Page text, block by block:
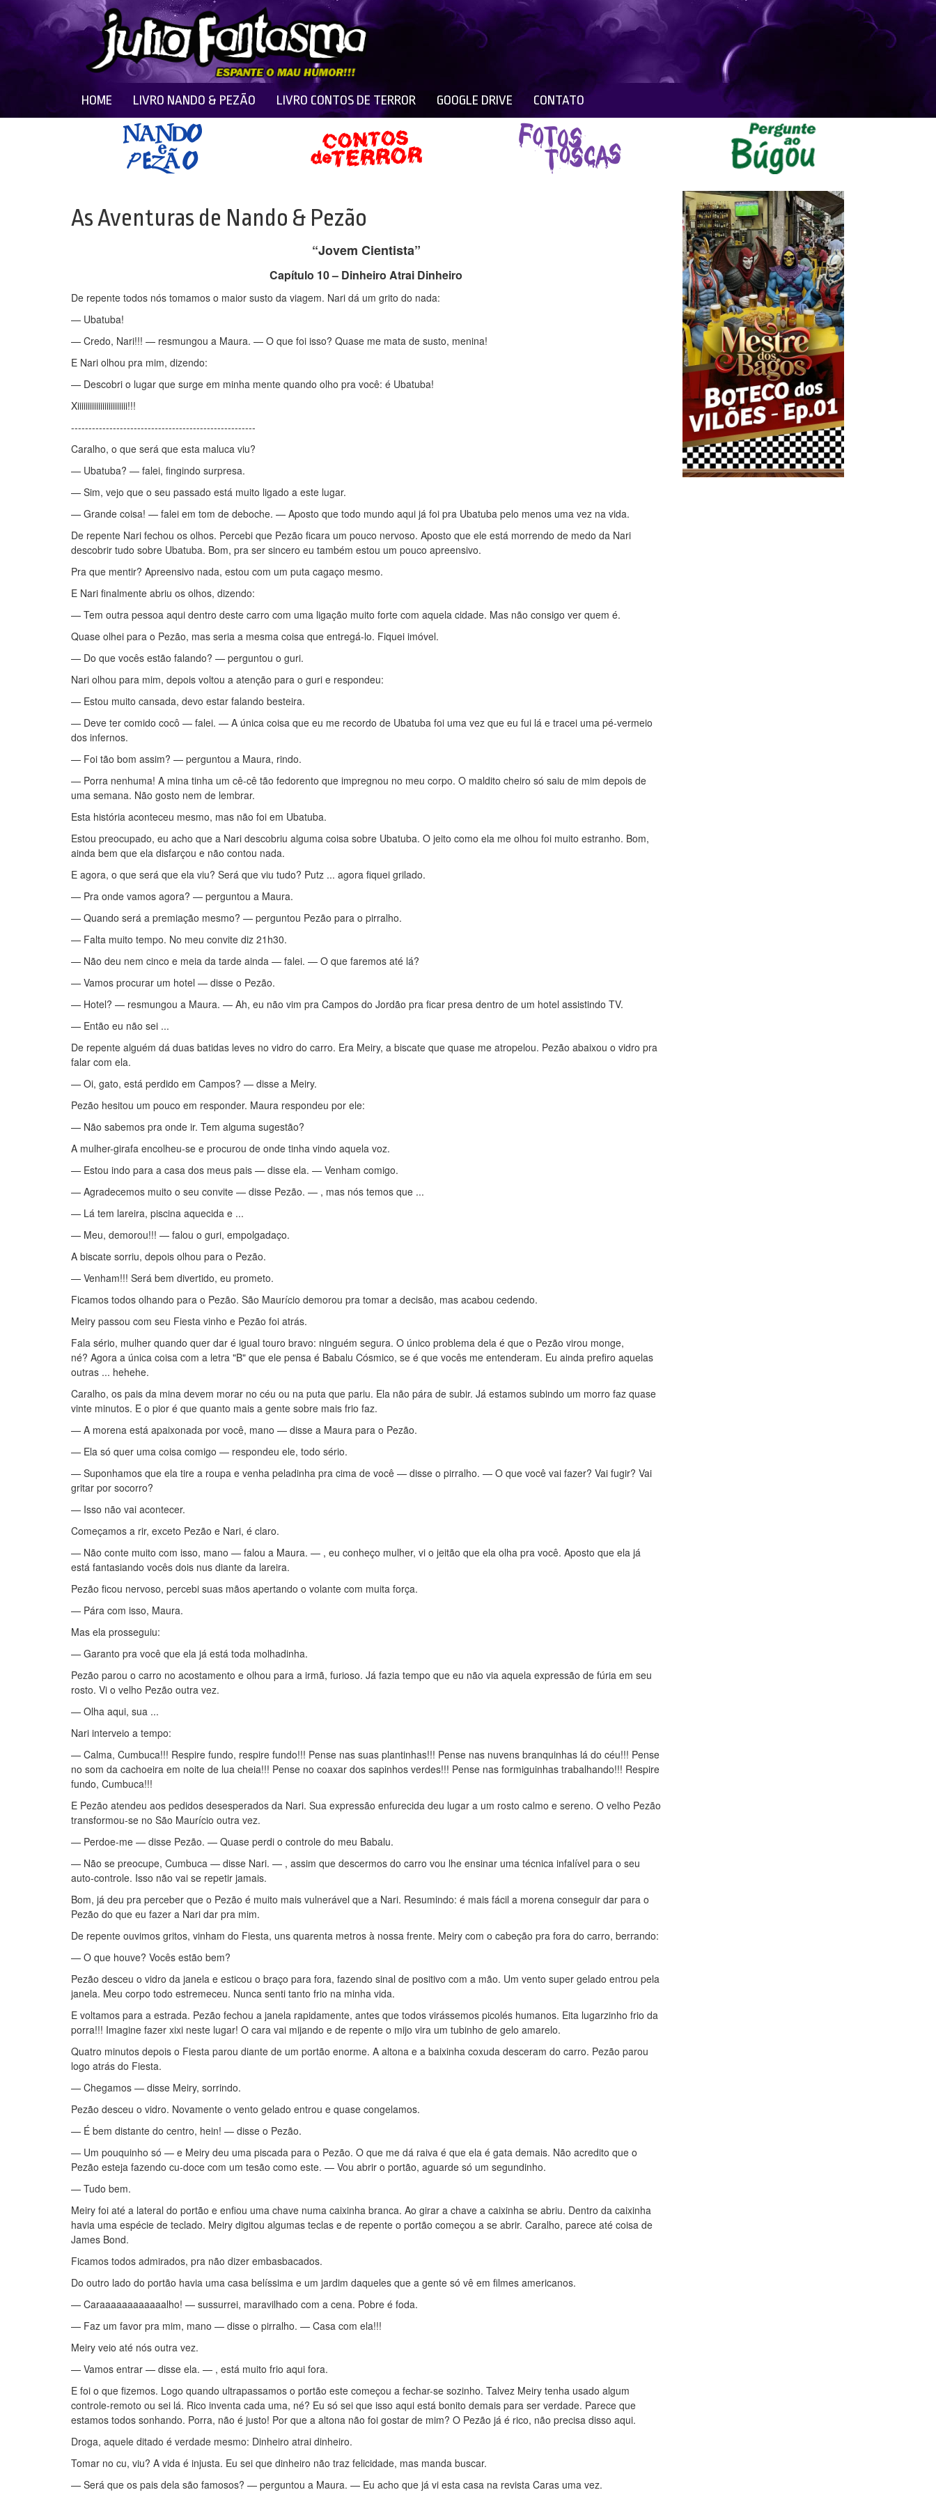
HOME LIVRO NANDO & PEZÃO LIVRO CONTOS DE TERROR GOOGLE DRIVE CONTATO
As Aventuras de Nando & Pezão
“Jovem Cientista”
Capítulo 10 – Dinheiro Atrai Dinheiro
De repente todos nós tomamos o maior susto da viagem. Nari dá um grito do nada:
— Ubatuba!
— Credo, Nari!!! — resmungou a Maura. — O que foi isso? Quase me mata de susto, menina!
E Nari olhou pra mim, dizendo:
— Descobri o lugar que surge em minha mente quando olho pra você: é Ubatuba!
Xiiiiiiiiiiiiiiiiiiiiiiii!!!
-----------------------------------------------------
Caralho, o que será que esta maluca viu?
— Ubatuba? — falei, fingindo surpresa.
— Sim, vejo que o seu passado está muito ligado a este lugar.
— Grande coisa! — falei em tom de deboche. — Aposto que todo mundo aqui já foi pra Ubatuba pelo menos uma vez na vida.
De repente Nari fechou os olhos. Percebi que Pezão ficara um pouco nervoso. Aposto que ele está morrendo de medo da Nari
descobrir tudo sobre Ubatuba. Bom, pra ser sincero eu também estou um pouco apreensivo.
Pra que mentir? Apreensivo nada, estou com um puta cagaço mesmo.
E Nari finalmente abriu os olhos, dizendo:
— Tem outra pessoa aqui dentro deste carro com uma ligação muito forte com aquela cidade. Mas não consigo ver quem é.
Quase olhei para o Pezão, mas seria a mesma coisa que entregá-lo. Fiquei imóvel.
— Do que vocês estão falando? — perguntou o guri.
Nari olhou para mim, depois voltou a atenção para o guri e respondeu:
— Estou muito cansada, devo estar falando besteira.
— Deve ter comido cocô — falei. — A única coisa que eu me recordo de Ubatuba foi uma vez que eu fui lá e tracei uma pé-vermeio
dos infernos.
— Foi tão bom assim? — perguntou a Maura, rindo.
— Porra nenhuma! A mina tinha um cê-cê tão fedorento que impregnou no meu corpo. O maldito cheiro só saiu de mim depois de
uma semana. Não gosto nem de lembrar.
Esta história aconteceu mesmo, mas não foi em Ubatuba.
Estou preocupado, eu acho que a Nari descobriu alguma coisa sobre Ubatuba. O jeito como ela me olhou foi muito estranho. Bom,
ainda bem que ela disfarçou e não contou nada.
E agora, o que será que ela viu? Será que viu tudo? Putz ... agora fiquei grilado.
— Pra onde vamos agora? — perguntou a Maura.
— Quando será a premiação mesmo? — perguntou Pezão para o pirralho.
— Falta muito tempo. No meu convite diz 21h30.
— Não deu nem cinco e meia da tarde ainda — falei. — O que faremos até lá?
— Vamos procurar um hotel — disse o Pezão.
— Hotel? — resmungou a Maura. — Ah, eu não vim pra Campos do Jordão pra ficar presa dentro de um hotel assistindo TV.
— Então eu não sei ...
De repente alguém dá duas batidas leves no vidro do carro. Era Meiry, a biscate que quase me atropelou. Pezão abaixou o vidro pra
falar com ela.
— Oi, gato, está perdido em Campos? — disse a Meiry.
Pezão hesitou um pouco em responder. Maura respondeu por ele:
— Não sabemos pra onde ir. Tem alguma sugestão?
A mulher-girafa encolheu-se e procurou de onde tinha vindo aquela voz.
— Estou indo para a casa dos meus pais — disse ela. — Venham comigo.
— Agradecemos muito o seu convite — disse Pezão. — , mas nós temos que ...
— Lá tem lareira, piscina aquecida e ...
— Meu, demorou!!! — falou o guri, empolgadaço.
A biscate sorriu, depois olhou para o Pezão.
— Venham!!! Será bem divertido, eu prometo.
Ficamos todos olhando para o Pezão. São Maurício demorou pra tomar a decisão, mas acabou cedendo.
Meiry passou com seu Fiesta vinho e Pezão foi atrás.
Fala sério, mulher quando quer dar é igual touro bravo: ninguém segura. O único problema dela é que o Pezão virou monge,
né? Agora a única coisa com a letra "B" que ele pensa é Babalu Cósmico, se é que vocês me entenderam. Eu ainda prefiro aquelas
outras ... hehehe.
Caralho, os pais da mina devem morar no céu ou na puta que pariu. Ela não pára de subir. Já estamos subindo um morro faz quase
vinte minutos. E o pior é que quanto mais a gente sobre mais frio faz.
— A morena está apaixonada por você, mano — disse a Maura para o Pezão.
— Ela só quer uma coisa comigo — respondeu ele, todo sério.
— Suponhamos que ela tire a roupa e venha peladinha pra cima de você — disse o pirralho. — O que você vai fazer? Vai fugir? Vai
gritar por socorro?
— Isso não vai acontecer.
Começamos a rir, exceto Pezão e Nari, é claro.
— Não conte muito com isso, mano — falou a Maura. — , eu conheço mulher, vi o jeitão que ela olha pra você. Aposto que ela já
está fantasiando vocês dois nus diante da lareira.
Pezão ficou nervoso, percebi suas mãos apertando o volante com muita força.
— Pára com isso, Maura.
Mas ela prosseguiu:
— Garanto pra você que ela já está toda molhadinha.
Pezão parou o carro no acostamento e olhou para a irmã, furioso. Já fazia tempo que eu não via aquela expressão de fúria em seu
rosto. Vi o velho Pezão outra vez.
— Olha aqui, sua ...
Nari interveio a tempo:
— Calma, Cumbuca!!! Respire fundo, respire fundo!!! Pense nas suas plantinhas!!! Pense nas nuvens branquinhas lá do céu!!! Pense
no som da cachoeira em noite de lua cheia!!! Pense no coaxar dos sapinhos verdes!!! Pense nas formiguinhas trabalhando!!! Respire
fundo, Cumbuca!!!
E Pezão atendeu aos pedidos desesperados da Nari. Sua expressão enfurecida deu lugar a um rosto calmo e sereno. O velho Pezão
transformou-se no São Maurício outra vez.
— Perdoe-me — disse Pezão. — Quase perdi o controle do meu Babalu.
— Não se preocupe, Cumbuca — disse Nari. — , assim que descermos do carro vou lhe ensinar uma técnica infalível para o seu
auto-controle. Isso não vai se repetir jamais.
Bom, já deu pra perceber que o Pezão é muito mais vulnerável que a Nari. Resumindo: é mais fácil a morena conseguir dar para o
Pezão do que eu fazer a Nari dar pra mim.
De repente ouvimos gritos, vinham do Fiesta, uns quarenta metros à nossa frente. Meiry com o cabeção pra fora do carro, berrando:
— O que houve? Vocês estão bem?
Pezão desceu o vidro da janela e esticou o braço para fora, fazendo sinal de positivo com a mão. Um vento super gelado entrou pela
janela. Meu corpo todo estremeceu. Nunca senti tanto frio na minha vida.
E voltamos para a estrada. Pezão fechou a janela rapidamente, antes que todos virássemos picolés humanos. Eita lugarzinho frio da
porra!!! Imagine fazer xixi neste lugar! O cara vai mijando e de repente o mijo vira um tubinho de gelo amarelo.
Quatro minutos depois o Fiesta parou diante de um portão enorme. A altona e a baixinha coxuda desceram do carro. Pezão parou
logo atrás do Fiesta.
— Chegamos — disse Meiry, sorrindo.
Pezão desceu o vidro. Novamente o vento gelado entrou e quase congelamos.
— É bem distante do centro, hein! — disse o Pezão.
— Um pouquinho só — e Meiry deu uma piscada para o Pezão. O que me dá raiva é que ela é gata demais. Não acredito que o
Pezão esteja fazendo cu-doce com um tesão como este. — Vou abrir o portão, aguarde só um segundinho.
— Tudo bem.
Meiry foi até a lateral do portão e enfiou uma chave numa caixinha branca. Ao girar a chave a caixinha se abriu. Dentro da caixinha
havia uma espécie de teclado. Meiry digitou algumas teclas e de repente o portão começou a se abrir. Caralho, parece até coisa de
James Bond.
Ficamos todos admirados, pra não dizer embasbacados.
Do outro lado do portão havia uma casa belíssima e um jardim daqueles que a gente só vê em filmes americanos.
— Caraaaaaaaaaaaalho! — sussurrei, maravilhado com a cena. Pobre é foda.
— Faz um favor pra mim, mano — disse o pirralho. — Casa com ela!!!
Meiry veio até nós outra vez.
— Vamos entrar — disse ela. — , está muito frio aqui fora.
E foi o que fizemos. Logo quando ultrapassamos o portão este começou a fechar-se sozinho. Talvez Meiry tenha usado algum
controle-remoto ou sei lá. Rico inventa cada uma, né? Eu só sei que isso aqui está bonito demais para ser verdade. Parece que
estamos todos sonhando. Porra, não é justo! Por que a altona não foi gostar de mim? O Pezão já é rico, não precisa disso aqui.
Droga, aquele ditado é verdade mesmo: Dinheiro atrai dinheiro.
Tomar no cu, viu? A vida é injusta. Eu sei que dinheiro não traz felicidade, mas manda buscar.
— Será que os pais dela são famosos? — perguntou a Maura. — Eu acho que já vi esta casa na revista Caras uma vez.